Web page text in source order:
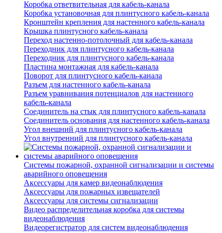
Коробка ответвительная для кабель-канала
Коробка установочная для плинтусного кабель-канала
Кронштейн крепления для настенного кабель-канала
Крышка плинтусного кабель-канала
Переход настенно-потолочный для кабель-канала
Переходник для плинтусного кабель-канала
Переходник для плинтусного кабель-канала
Пластина монтажная для кабель-канала
Поворот для плинтусного кабель-канала
Разъем для настенного кабель-канала
Разъем уравнивания потенциалов для настенного
кабель-канала
Соединитель на стык для плинтусного кабель-канала
Соединитель основания для настенного кабель-канала
Угол внешний для плинтусного кабель-канала
Угол внутренний для плинтусного кабель-канала
Системы пожарной, охранной сигнализации и системы
аварийного оповещения
Аксессуары для камер видеонаблюдения
Аксессуары для пожарных извещателей
Аксессуары для системы сигнализации
Видео распределительная коробка для системы
видеонаблюдения
Видеорегистратор для систем видеонаблюдения